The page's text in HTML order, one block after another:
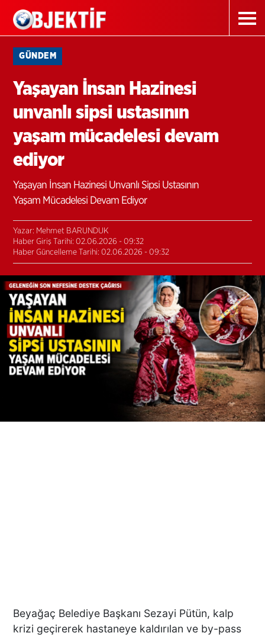
GÜNDEM
Yaşayan İnsan Hazinesi
unvanlı sipsi ustasının
yaşam mücadelesi devam
ediyor
Yaşayan İnsan Hazinesi Unvanlı Sipsi Ustasının
Yaşam Mücadelesi Devam Ediyor
Yazar: Mehmet BARUNDUK
Haber Giriş Tarihi: 02.06.2026 - 09:32
Haber Güncelleme Tarihi: 02.06.2026 - 09:32
Beyağaç Belediye Başkanı Sezayi Pütün, kalp
krizi geçirerek hastaneye kaldırılan ve by-pass